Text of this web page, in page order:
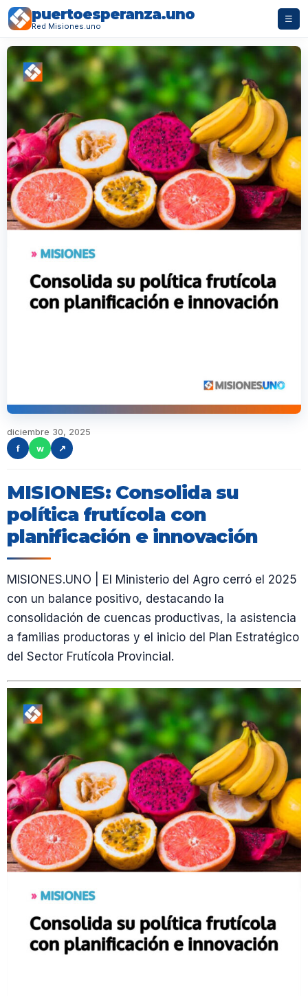
puertoesperanza.uno
Red Misiones.uno
☰
diciembre 30, 2025
f
w ↗
MISIONES: Consolida su
política frutícola con
planificación e innovación
MISIONES.UNO | El Ministerio del Agro cerró el 2025
con un balance positivo, destacando la
consolidación de cuencas productivas, la asistencia
a familias productoras y el inicio del Plan Estratégico
del Sector Frutícola Provincial.